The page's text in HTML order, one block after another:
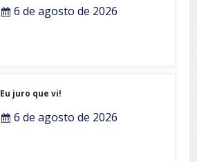
6 de agosto de 2026
Eu juro que vi!
6 de agosto de 2026